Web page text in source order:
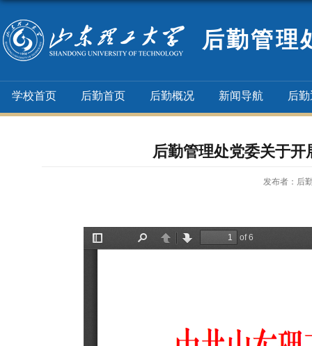
后勤管理
学校首页 后勤首页 后勤概况 新闻导航 后
后勤管理处党委关于
发布者：后